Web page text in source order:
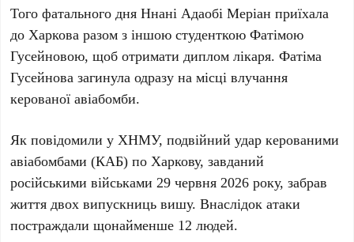
Того фатального дняНнані Адаобі Меріан приїхала
до Харкова разом з іншою студенткоюФатімою
Гусейновою, щоб отримати диплом лікаря.Фатіма
Гусейнова загинула одразу на місці влучання
керованої авіабомби.
Як повідомили у ХНМУ, подвійний удар керованими
авіабомбами (КАБ) по Харкову, завданий
російськими військами 29 червня 2026 року, забрав
життя двох випускниць вишу. Внаслідок атаки
постраждали щонайменше 12 людей.